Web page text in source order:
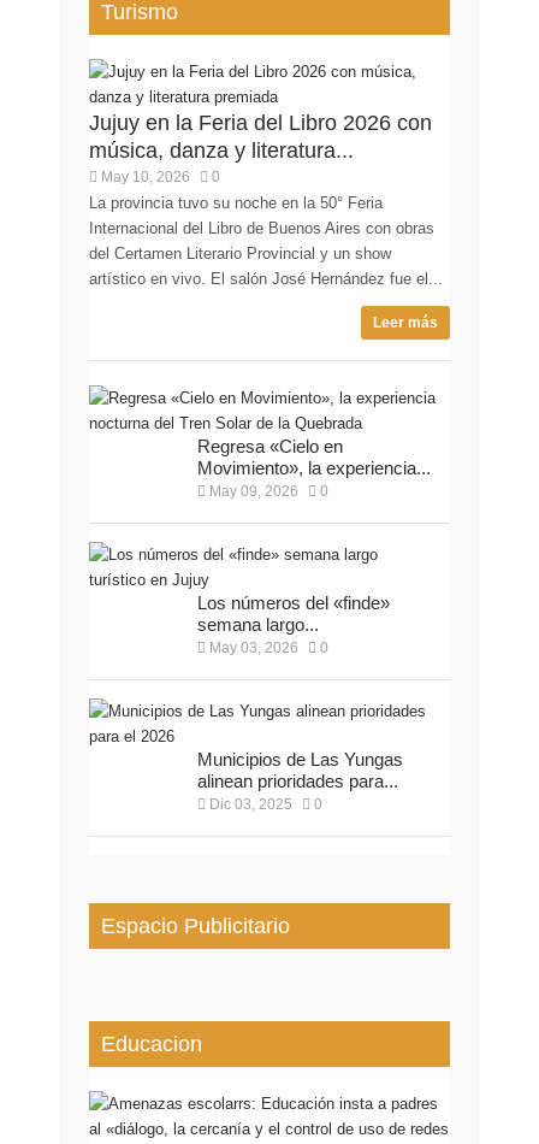
Turismo
Jujuy en la Feria del Libro 2026 con
música, danza y literatura...
May 10, 2026 0
La provincia tuvo su noche en la 50° Feria
Internacional del Libro de Buenos Aires con obras
del Certamen Literario Provincial y un show
artístico en vivo. El salón José Hernández fue el...
Leer más
Regresa «Cielo en
Movimiento», la experiencia...
May 09, 2026 0
Los números del «finde»
semana largo...
May 03, 2026 0
Municipios de Las Yungas
alinean prioridades para...
Dic 03, 2025 0
Espacio Publicitario
Educacion